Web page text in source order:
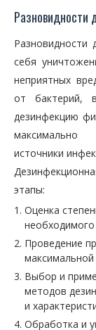
Разновидности
Разновидности
себя
неприятных
от бактерий,
дезинфекцию
максимально
источники
этапы:
Оценка
Проведение
Выбор и
методов
и
Обработка и